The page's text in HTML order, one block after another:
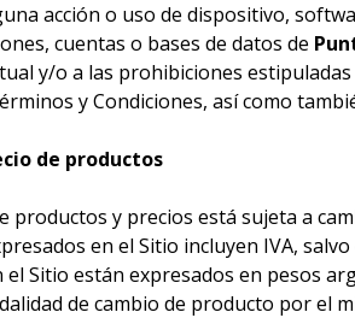
acción o uso de dispositivo,
cuentas o bases de datos de
y/o a las prohibiciones
y Condiciones, así como
de productos
productos y precios está sujeta a
en el Sitio incluyen IVA,
Sitio están expresados en pesos
de cambio de producto por el